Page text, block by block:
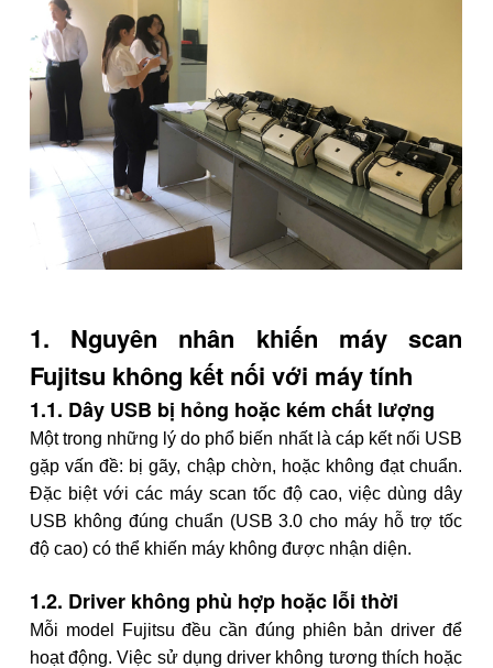
1. Nguyên nhân khiến máy scan
Fujitsu không kết nối với máy tính
1.1. Dây USB bị hỏng hoặc kém chất lượng
Một trong những lý do phổ biến nhất là cáp kết nối USB
gặp vấn đề: bị gãy, chập chờn, hoặc không đạt chuẩn.
Đặc biệt với các máy scan tốc độ cao, việc dùng dây
USB không đúng chuẩn (USB 3.0 cho máy hỗ trợ tốc
độ cao) có thể khiến máy không được nhận diện.
1.2. Driver không phù hợp hoặc lỗi thời
Mỗi model Fujitsu đều cần đúng phiên bản driver để
hoạt động. Việc sử dụng driver không tương thích hoặc